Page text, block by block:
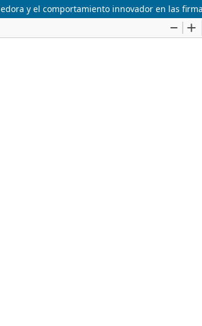
y el comportamiento innovador en las